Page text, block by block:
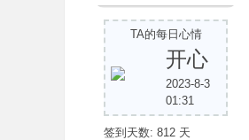
TA的每日心情
开心
2023-8-3
01:31
签到天数: 812 天